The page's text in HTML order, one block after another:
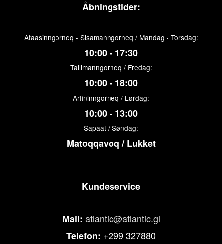
Åbningstider:
Ataasinngorneq - Sisamanngorneq / Mandag - Torsdag:
10:00 - 17:30
Tallimanngorneq / Fredag:
10:00 - 18:00
Arfininngorneq / Lørdag:
10:00 - 13:00
Sapaat / Søndag:
Matoqqavoq / Lukket
Kundeservice
Mail: atlantic@atlantic.gl
Telefon: +299 327880